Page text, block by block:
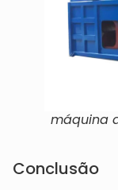
máquina
Conclusão